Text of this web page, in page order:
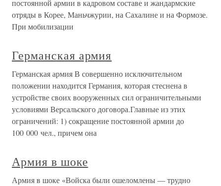
постоянной армии в кадровом составе и жандармские
отряды в Корее, Маньчжурии, на Сахалине и на Формозе.
При мобилизации
Германская армия
Германская армия В совершенно исключительном
положении находится Германия, которая стеснена в
устройстве своих вооруженных сил ограничительными
условиями Версальского договора.Главные из этих
ограничений: 1) сокращение постоянной армии до
100 000 чел., причем она
Армия в шоке
Армия в шоке «Войска были ошеломлены — трудно